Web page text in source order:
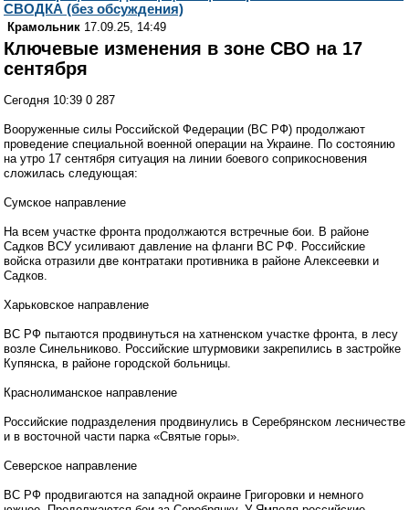
СВОДКА (без обсуждения)
Крамольник 17.09.25, 14:49
Ключевые изменения в зоне СВО на 17
сентября
Сегодня 10:39 0 287
Вооруженные силы Российской Федерации (ВС РФ) продолжают
проведение специальной военной операции на Украине. По состоянию
на утро 17 сентября ситуация на линии боевого соприкосновения
сложилась следующая:
Сумское направление
На всем участке фронта продолжаются встречные бои. В районе
Садков ВСУ усиливают давление на фланги ВС РФ. Российские
войска отразили две контратаки противника в районе Алексеевки и
Садков.
Харьковское направление
ВС РФ пытаются продвинуться на хатненском участке фронта, в лесу
возле Синельниково. Российские штурмовики закрепились в застройке
Купянска, в районе городской больницы.
Краснолиманское направление
Российские подразделения продвинулись в Серебрянском лесничестве
и в восточной части парка «Святые горы».
Северское направление
ВС РФ продвигаются на западной окраине Григоровки и немного